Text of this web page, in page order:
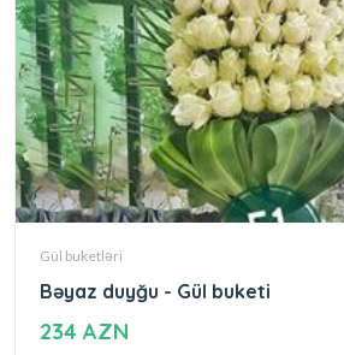
Gül buketləri
Bəyaz duyğu - Gül buketi
234 AZN